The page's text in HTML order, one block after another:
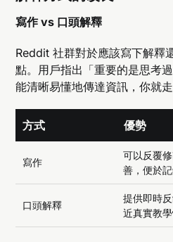
寫作 vs 口頭解釋
Reddit 社群對於應該寫下解釋
點。用戶指出「重要的是思考
能清晰易懂地傳達資訊，你就
方式 優勢
寫作
可以反覆
善，便於
口頭解釋
提供即時
近真實教